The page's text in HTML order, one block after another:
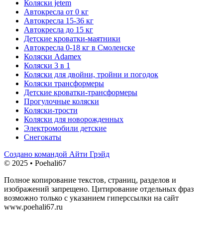
Коляски jetem
Автокресла от 0 кг
Автокресла 15-36 кг
Автокресла до 15 кг
Детские кроватки-маятники
Автокресла 0-18 кг в Смоленске
Коляски Adamex
Коляски 3 в 1
Коляски для двойни, тройни и погодок
Коляски трансформеры
Детские кроватки-трансформеры
Прогулочные коляски
Коляски-трости
Коляски для новорожденных
Электромобили детские
Снегокаты
Создано командой Айти Грэйд
© 2025 • Poehali67
Полное копирование текстов, страниц, разделов и
изображений запрещено. Цитирование отдельных фраз
возможно только с указанием гиперссылки на сайт
www.poehali67.ru